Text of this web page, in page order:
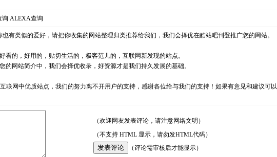
询 ALEXA查询
有类似的爱好，请把你收集的网站整理归类推荐给我们，我们会择优在酷站吧刊登推广您的网站。
的，好用的，贴切生活的，极客范儿的，互联网新发现的站点。
网站简介中，我们会择优收录，好资源才是我们持久发展的基础。
联网中优质站点，我们的努力离不开用户的支持，感谢各位给与我们的支持！如果有意见和建议可以
（欢迎网友发表评论，请注意网络文明）
（不支持 HTML 显示，请勿发HTML代码）
（评论需审核后才能显示）